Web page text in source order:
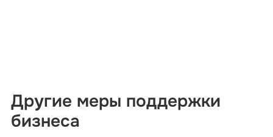
Другие меры поддержки
бизнеса